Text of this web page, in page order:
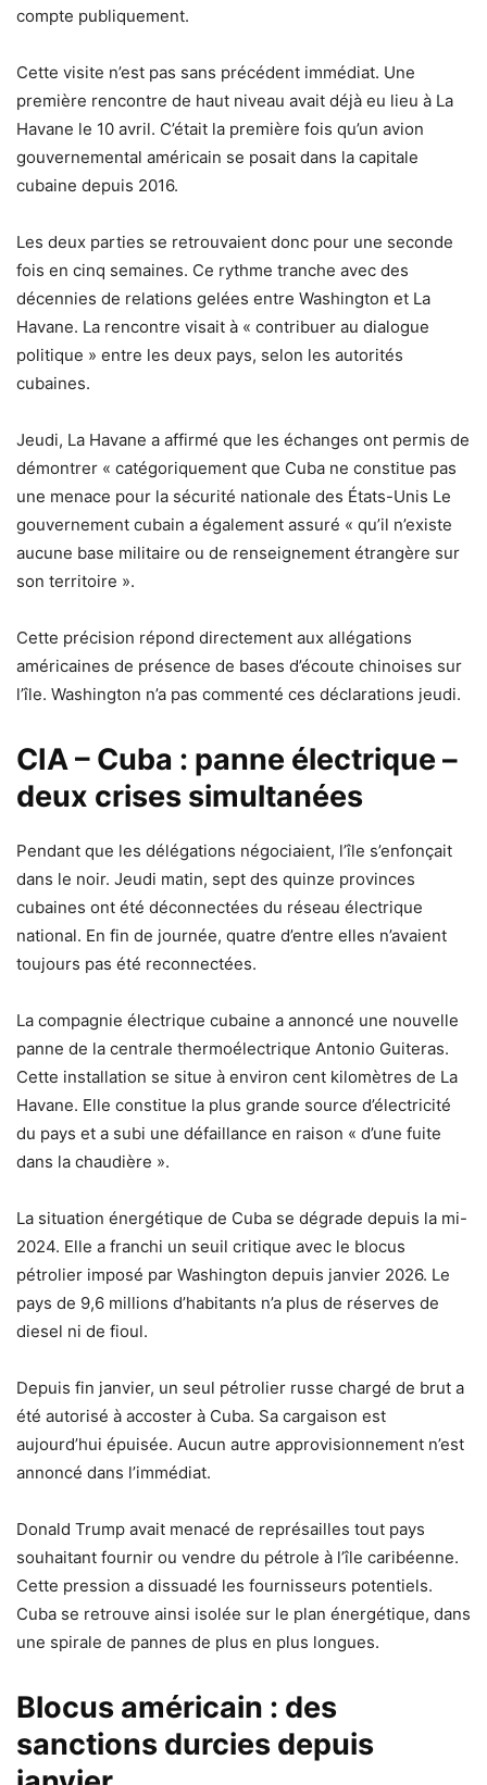
compte publiquement.
Cette visite n’est pas sans précédent immédiat. Une
première rencontre de haut niveau avait déjà eu lieu à La
Havane le 10 avril. C’était la première fois qu’un avion
gouvernemental américain se posait dans la capitale
cubaine depuis 2016.
Les deux parties se retrouvaient donc pour une seconde
fois en cinq semaines. Ce rythme tranche avec des
décennies de relations gelées entre Washington et La
Havane. La rencontre visait à « contribuer au dialogue
politique » entre les deux pays, selon les autorités
cubaines.
Jeudi, La Havane a affirmé que les échanges ont permis de
démontrer « catégoriquement que Cuba ne constitue pas
une menace pour la sécurité nationale des États-Unis Le
gouvernement cubain a également assuré « qu’il n’existe
aucune base militaire ou de renseignement étrangère sur
son territoire ».
Cette précision répond directement aux allégations
américaines de présence de bases d’écoute chinoises sur
l’île. Washington n’a pas commenté ces déclarations jeudi.
CIA – Cuba : panne électrique –
deux crises simultanées
Pendant que les délégations négociaient, l’île s’enfonçait
dans le noir. Jeudi matin, sept des quinze provinces
cubaines ont été déconnectées du réseau électrique
national. En fin de journée, quatre d’entre elles n’avaient
toujours pas été reconnectées.
La compagnie électrique cubaine a annoncé une nouvelle
panne de la centrale thermoélectrique Antonio Guiteras.
Cette installation se situe à environ cent kilomètres de La
Havane. Elle constitue la plus grande source d’électricité
du pays et a subi une défaillance en raison « d’une fuite
dans la chaudière ».
La situation énergétique de Cuba se dégrade depuis la mi-
2024. Elle a franchi un seuil critique avec le blocus
pétrolier imposé par Washington depuis janvier 2026. Le
pays de 9,6 millions d’habitants n’a plus de réserves de
diesel ni de fioul.
Depuis fin janvier, un seul pétrolier russe chargé de brut a
été autorisé à accoster à Cuba. Sa cargaison est
aujourd’hui épuisée. Aucun autre approvisionnement n’est
annoncé dans l’immédiat.
Donald Trump avait menacé de représailles tout pays
souhaitant fournir ou vendre du pétrole à l’île caribéenne.
Cette pression a dissuadé les fournisseurs potentiels.
Cuba se retrouve ainsi isolée sur le plan énergétique, dans
une spirale de pannes de plus en plus longues.
Blocus américain : des
sanctions durcies depuis